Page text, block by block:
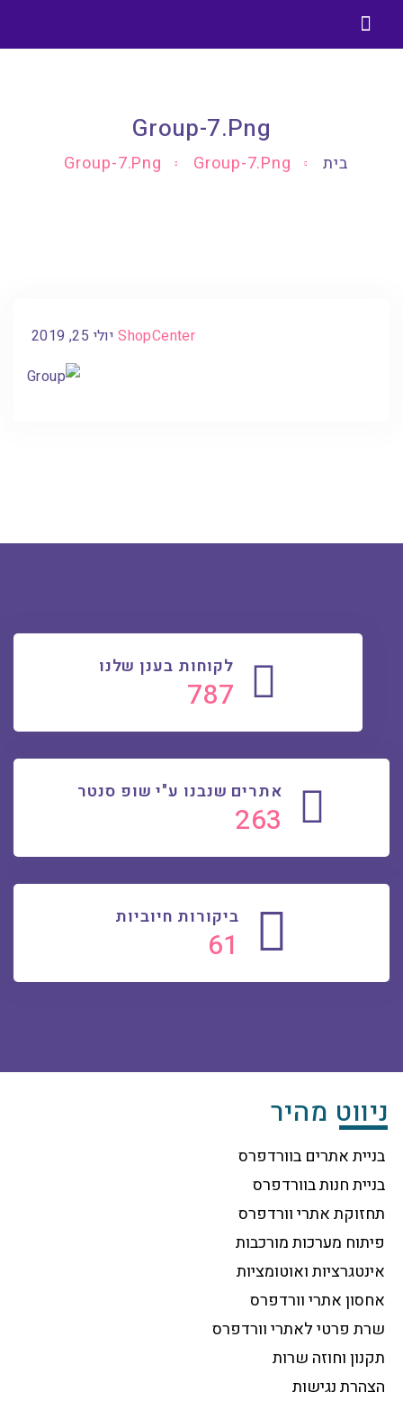
Group-7.png
בית Group-7.png
Group-7.png
ShopCenter יולי 25, 2019
לקוחות בענן שלנו
812
אתרים שנבנו ע"י שופ סנטר
271
ביקורות חיוביות
63
ניווט מהיר
בניית אתרים בוורדפרס
בניית חנות בוורדפרס
תחזוקת אתרי וורדפרס
פיתוח מערכות מורכבות
אינטגרציות ואוטומציות
אחסון אתרי וורדפרס
שרת פרטי לאתרי וורדפרס
תקנון וחוזה שרות
הצהרת נגישות